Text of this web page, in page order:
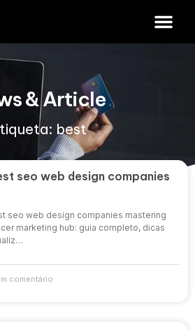
& Article
best
seo web design companies
seo web design companies mastering
marketing hub: guia completo, dicas
comentário